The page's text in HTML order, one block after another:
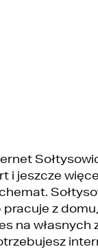
i jeszcze
z
na własnych